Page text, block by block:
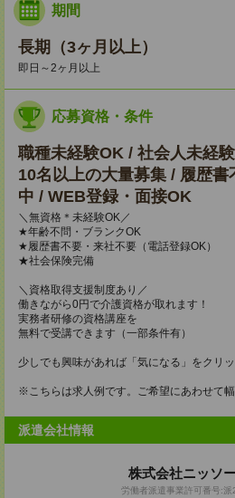
期間
長期（3ヶ月以上）
即日～2ヶ月以上
応募資格・条件
職種未経験OK / 社会人未経
10名以上の大量募集 / 履歴
中 / WEB登録・面接OK
＼無資格＊未経験OK／
★年齢不問・ブランクOK
★履歴書不要・来社不要（電話登録OK）
★社会保険完備
＼資格取得支援制度あり／
働きながら0円で介護資格が取れます！
実務者研修の資格講座を
無料で受講できます（一部条件有）
少しでも興味があれば「気になる」をクリッ
※こちらは求人例です。ご希望にあわせて幅
派遣会社情報
株式会社ニッソ
労働者派遣事業許可番号: